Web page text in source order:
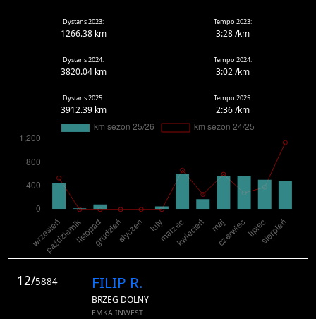
Dystans 2023:
1266.38 km
Tempo 2023:
3:28 /km
Dystans 2024:
3820.04 km
Tempo 2024:
3:02 /km
Dystans 2025:
3912.39 km
Tempo 2025:
2:36 /km
12/5884 FILIP R.
BRZEG DOLNY
EMKA INWEST